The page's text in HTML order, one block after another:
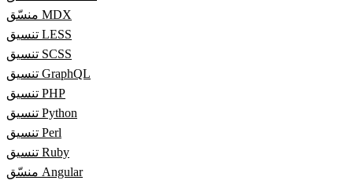
منسّق MDX
تنسيق LESS
تنسيق SCSS
تنسيق GraphQL
تنسيق PHP
تنسيق Python
تنسيق Perl
تنسيق Ruby
منسّق Angular